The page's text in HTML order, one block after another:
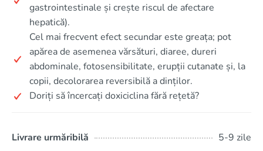
gastrointestinale și crește riscul de afectare
hepatică).
Cel mai frecvent efect secundar este greața; pot
apărea de asemenea vărsături, diaree, dureri
abdominale, fotosensibilitate, erupții cutanate și, la
copii, decolorarea reversibilă a dinților.
Doriți să încercați doxiciclina fără rețetă?
Livrare urmăribilă
5-9 zile